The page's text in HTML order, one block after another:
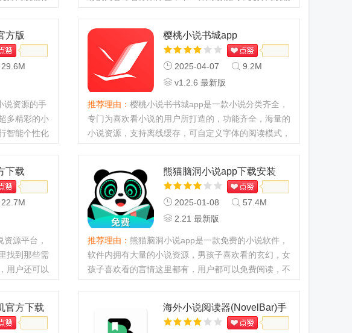
方版
29.6M
说资源的手
多精彩的小
智能个性化
樱桃小说书城app
2025-04-07
9.2M
v1.2.6 最新版
推荐理由： 樱桃小说书书城app是一款小说分类齐全，
专门为喜欢看小说的用户所打造的，功能齐全，海量的
小说资源，支持离线缓存，可自定义字体的阅读模式，
软件，打开软件后选...
下载
22.7M
源平台，
找到那些需
用户还可以
熊猫脑洞小说app下载安装
2025-01-08
57.4M
2.21 最新版
推荐理由： 熊猫脑洞小说app是一款免费的小说软件，
软件内拥有大量的小说资源，男孩子喜欢看的玄幻，女
孩子喜欢看的言情这里都有，用户都可以免费阅读，不
官方下载
海外小说阅读器(NovelBar)手
机下载